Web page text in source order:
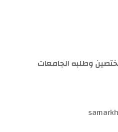
وطلبه الجامعات